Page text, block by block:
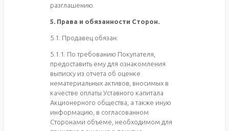
разглашению.
5. Права и обязанности Сторон.
5.1. Продавец обязан:
5.1.1. По требованию Покупателя,
предоставить ему для ознакомления
выписку из отчета об оценке
нематериальных активов, вносимых в
качестве оплаты Уставного капитала
Акционерного общества, а также иную
информацию, в согласованном
Сторонами объеме, необходимом для